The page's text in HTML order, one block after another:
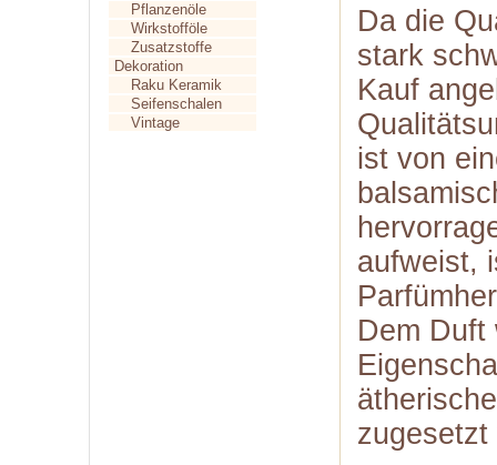
Pflanzenöle
Wirkstofföle
Zusatzstoffe
Dekoration
Raku Keramik
Seifenschalen
Vintage
Da die
stark
Kauf
ist von
aufweist,
Dem Duft
zugesetzt